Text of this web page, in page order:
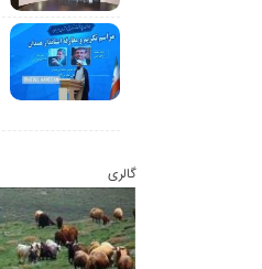
گالری